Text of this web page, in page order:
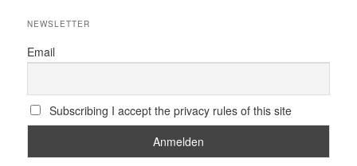
NEWSLETTER
Email
Subscribing I accept the privacy rules of this site